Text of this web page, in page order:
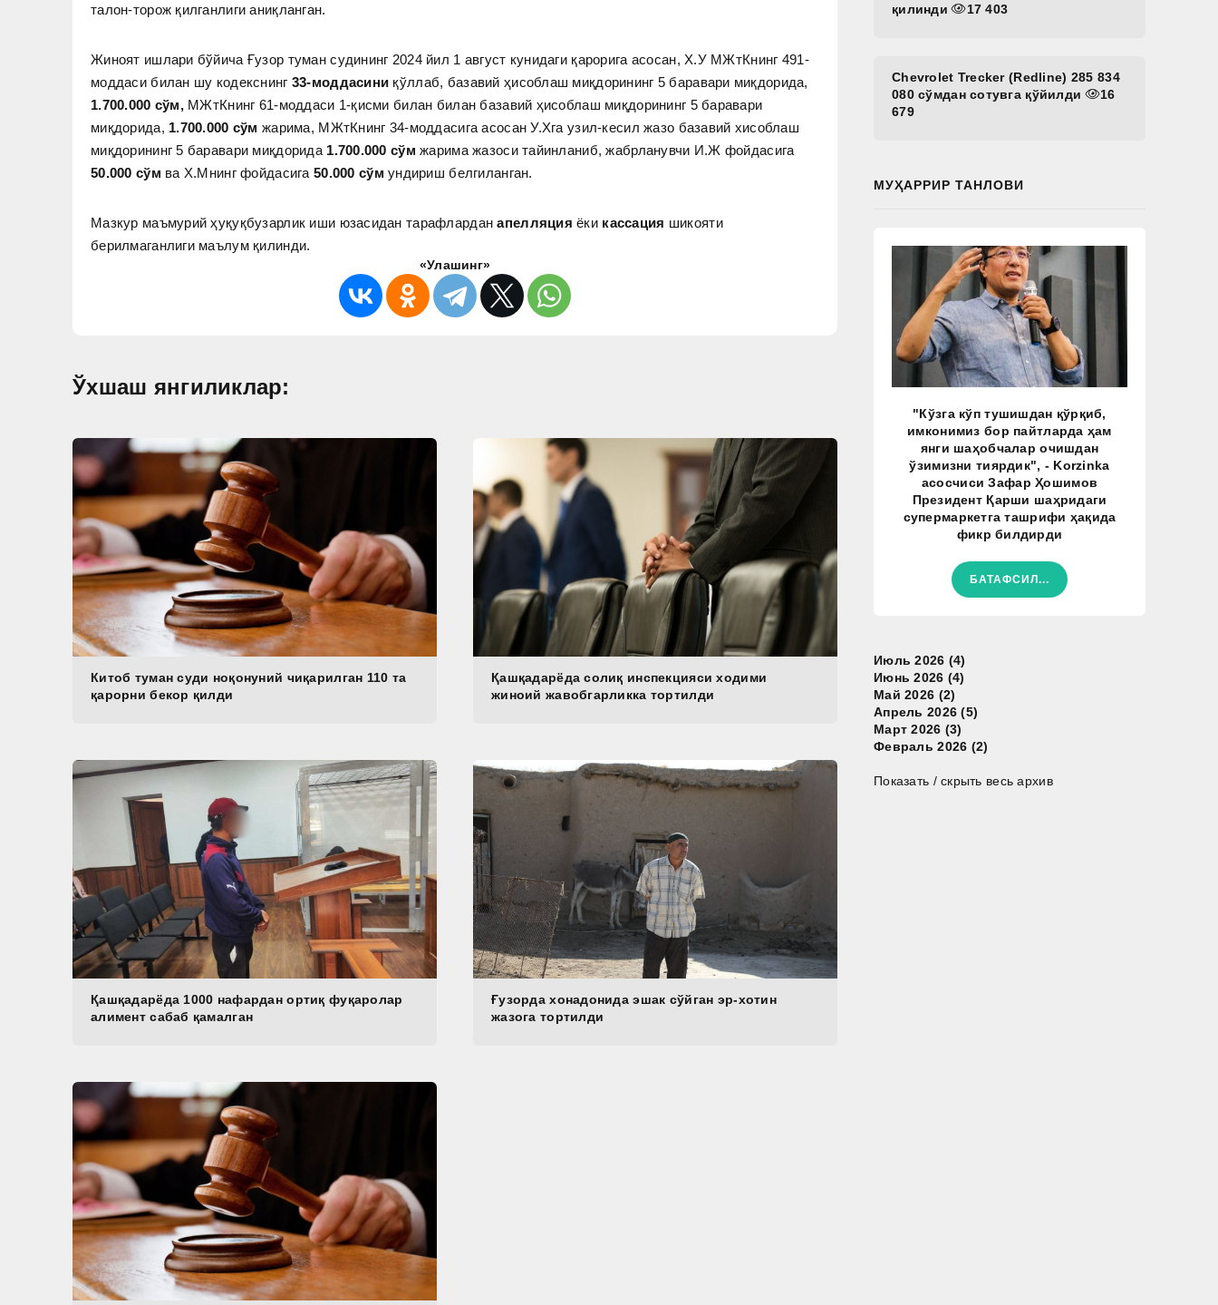
талон-торож қилганлиги аниқланган.
Жиноят ишлари бўйича Ғузор туман судининг 2024 йил 1 август кунидаги қарорига асосан, Х.У МЖтКнинг 491-
моддаси билан шу кодекснинг 33-моддасини қўллаб, базавий ҳисоблаш миқдорининг 5 баравари миқдорида,
1.700.000 сўм, МЖтКнинг 61-моддаси 1-қисми билан билан базавий ҳисоблаш миқдорининг 5 баравари
миқдорида, 1.700.000 сўмжарима, МЖтКнинг 34-моддасига асосан У.Хга узил-кесил жазо базавий хисоблаш
миқдорининг 5 баравари миқдорида 1.700.000 сўм жарима жазоси тайинланиб, жабрланувчи И.Ж фойдасига
50.000 сўм ва Х.Мнинг фойдасига 50.000 сўм ундириш белгиланган.
Мазкур маъмурий ҳуқуқбузарлик иши юзасидан тарафларданапелляция ёки кассация шикояти
берилмаганлиги маълум қилинди.
«Улашинг»
Ўхшаш янгиликлар:
Китоб туман суди ноқонуний чиқарилган 110 та
қарорни бекор қилди
Қашқадарёда солиқ инспекцияси ходими
жиноий жавобгарликка тортилди
Қашқадарёда 1000 нафардан ортиқ фуқаролар
алимент сабаб қамалган
Ғузорда хонадонида эшак сўйган эр-хотин
жазога тортилди
қилинди
17 403
Chevrolet Trecker (Redline) 285 834
080 сўмдан сотувга қўйилди
16
679
МУҲАРРИР ТАНЛОВИ
"Кўзга кўп тушишдан қўрқиб,
имконимиз бор пайтларда ҳам
янги шаҳобчалар очишдан
ўзимизни тиярдик", - Korzinka
асосчиси Зафар Ҳошимов
Президент Қарши шаҳридаги
супермаркетга ташрифи ҳақида
фикр билдирди
БАТАФСИЛ...
Июль 2026 (4)
Июнь 2026 (4)
Май 2026 (2)
Апрель 2026 (5)
Март 2026 (3)
Февраль 2026 (2)
Показать / скрыть весь архив